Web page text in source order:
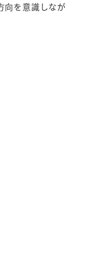
向を意識しなが